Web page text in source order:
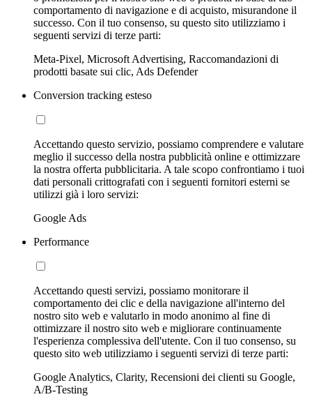
comportamento di navigazione e di acquisto, misurandone il
successo. Con il tuo consenso, su questo sito utilizziamo i
seguenti servizi di terze parti:
Meta-Pixel, Microsoft Advertising, Raccomandazioni di
prodotti basate sui clic, Ads Defender
Conversion tracking esteso
Accettando questo servizio, possiamo comprendere e valutare
meglio il successo della nostra pubblicità online e ottimizzare
la nostra offerta pubblicitaria. A tale scopo confrontiamo i tuoi
dati personali crittografati con i seguenti fornitori esterni se
utilizzi già i loro servizi:
Google Ads
Performance
Accettando questi servizi, possiamo monitorare il
comportamento dei clic e della navigazione all'interno del
nostro sito web e valutarlo in modo anonimo al fine di
ottimizzare il nostro sito web e migliorare continuamente
l'esperienza complessiva dell'utente. Con il tuo consenso, su
questo sito web utilizziamo i seguenti servizi di terze parti:
Google Analytics, Clarity, Recensioni dei clienti su Google,
A/B-Testing